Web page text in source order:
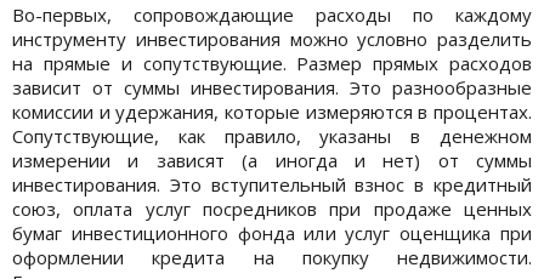
Во-первых, сопровождающие расходы по каждому
инструменту инвестирования можно условно разделить
на прямые и сопутствующие. Размер прямых расходов
зависит от суммы инвестирования. Это разнообразные
комиссии и удержания, которые измеряются в процентах.
Сопутствующие, как правило, указаны в денежном
измерении и зависят (а иногда и нет) от суммы
инвестирования. Это вступительный взнос в кредитный
союз, оплата услуг посредников при продаже ценных
бумаг инвестиционного фонда или услуг оценщика при
оформлении кредита на покупку недвижимости.